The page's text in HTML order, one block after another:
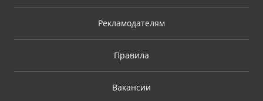
Рекламодателям
Правила
Вакансии